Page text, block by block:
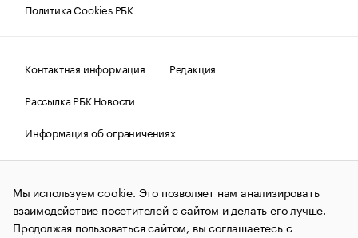
Политика Cookies РБК
Контактная информация
Редакция
Рассылка РБК Новости
Информация об ограничениях
Правовая информация
О соблюдении авторских прав
© АО «РОСБИЗНЕСКОНСАЛТИНГ»,1995–2026.Сообщения
и материалы информационного агентства «РБК»
(зарегистрировано Федеральной службой по надзору в сфере
связи, информационных технологий и массовых
Мы используем cookie. Это позволяет нам анализировать
взаимодействие посетителей с сайтом и делать его лучше.
Продолжая пользоваться сайтом, вы соглашаетесь с